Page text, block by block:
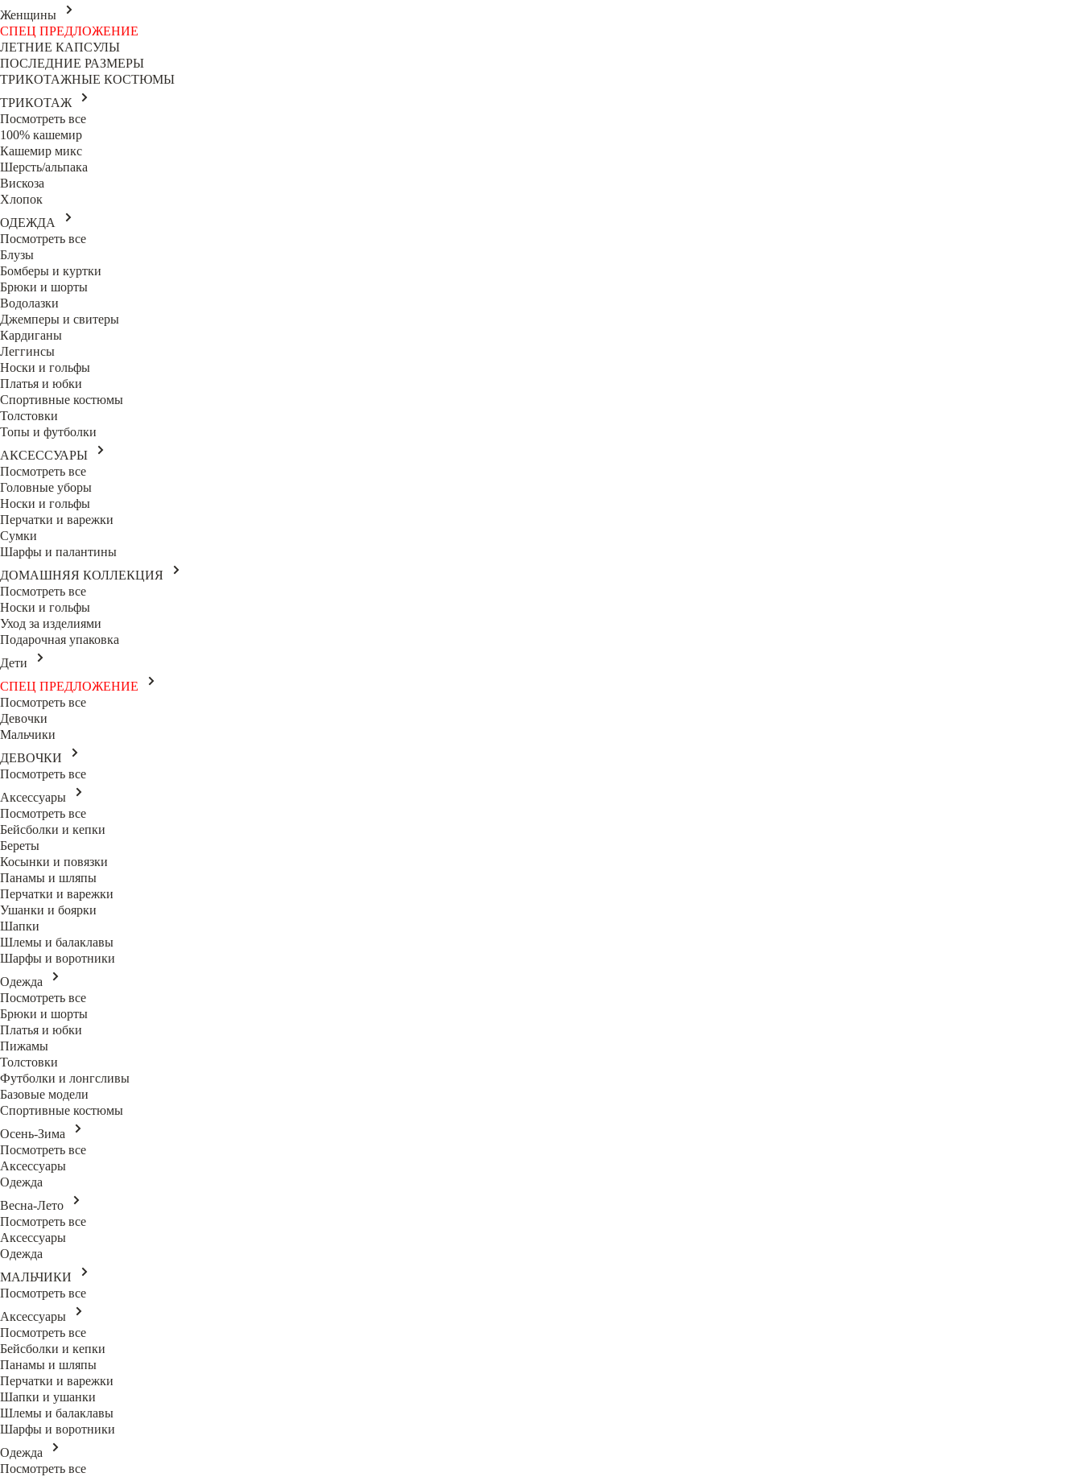
Женщины
СПЕЦ ПРЕДЛОЖЕНИЕ
ЛЕТНИЕ КАПСУЛЫ
ПОСЛЕДНИЕ РАЗМЕРЫ
ТРИКОТАЖНЫЕ КОСТЮМЫ
ТРИКОТАЖ
Посмотреть все
100% кашемир
Кашемир микс
Шерсть/альпака
Вискоза
Хлопок
ОДЕЖДА
Посмотреть все
Блузы
Бомберы и куртки
Брюки и шорты
Водолазки
Джемперы и свитеры
Кардиганы
Леггинсы
Носки и гольфы
Платья и юбки
Спортивные костюмы
Толстовки
Топы и футболки
АКСЕССУАРЫ
Посмотреть все
Головные уборы
Носки и гольфы
Перчатки и варежки
Сумки
Шарфы и палантины
ДОМАШНЯЯ КОЛЛЕКЦИЯ
Посмотреть все
Носки и гольфы
Уход за изделиями
Подарочная упаковка
Дети
СПЕЦ ПРЕДЛОЖЕНИЕ
Посмотреть все
Девочки
Мальчики
ДЕВОЧКИ
Посмотреть все
Аксессуары
Посмотреть все
Бейсболки и кепки
Береты
Косынки и повязки
Панамы и шляпы
Перчатки и варежки
Ушанки и боярки
Шапки
Шлемы и балаклавы
Шарфы и воротники
Одежда
Посмотреть все
Брюки и шорты
Платья и юбки
Пижамы
Толстовки
Футболки и лонгсливы
Базовые модели
Спортивные костюмы
Осень-Зима
Посмотреть все
Аксессуары
Одежда
Весна-Лето
Посмотреть все
Аксессуары
Одежда
МАЛЬЧИКИ
Посмотреть все
Аксессуары
Посмотреть все
Бейсболки и кепки
Панамы и шляпы
Перчатки и варежки
Шапки и ушанки
Шлемы и балаклавы
Шарфы и воротники
Одежда
Посмотреть все